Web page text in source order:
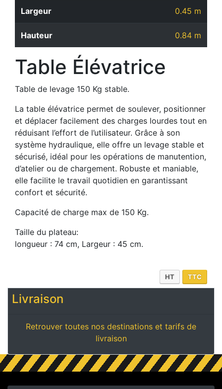
Largeur 0.45 m
Hauteur 0.84 m
Table Élévatrice
Table de levage 150 Kg stable.
La table élévatrice permet de soulever, positionner
et déplacer facilement des charges lourdes tout en
réduisant l’effort de l’utilisateur. Grâce à son
système hydraulique, elle offre un levage stable et
sécurisé, idéal pour les opérations de manutention,
d’atelier ou de chargement. Robuste et maniable,
elle facilite le travail quotidien en garantissant
confort et sécurité.
Capacité de charge max de 150 Kg.
Taille du plateau:
longueur : 74 cm, Largeur : 45 cm.
HT TTC
Livraison
Retrouver toutes nos destinations et tarifs de
livraison